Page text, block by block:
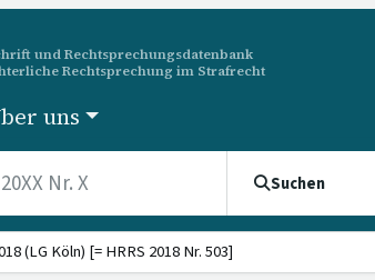
und Rechtsprechungsdatenbank
Rechtsprechung im Strafrecht
uns
Suchen
(LG Köln) [= HRRS 2018 Nr. 503]